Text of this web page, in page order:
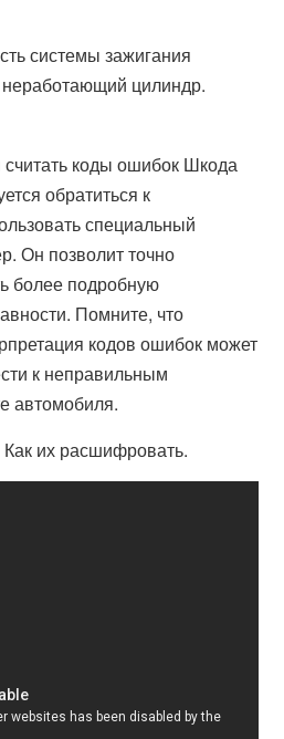
системы зажигания
цилиндр.
коды ошибок Шкода
обратиться к
специальный
Он позволит точно
более подробную
Помните, что
кодов ошибок может
к неправильным
автомобиля.
их расшифровать.